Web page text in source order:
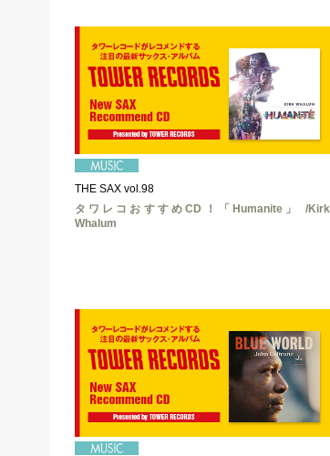
THE SAX vol.98
タワレコおすすめCD！「Humanite」 /Kirk
Whalum